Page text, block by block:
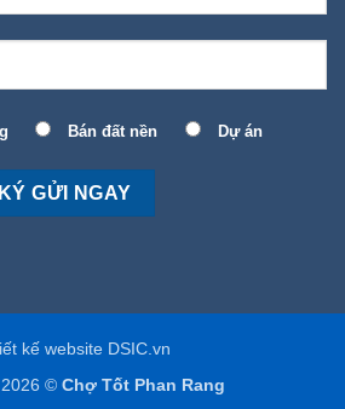
Bán đất nền Dự án
kế website DSIC.vn
© Chợ Tốt Phan Rang